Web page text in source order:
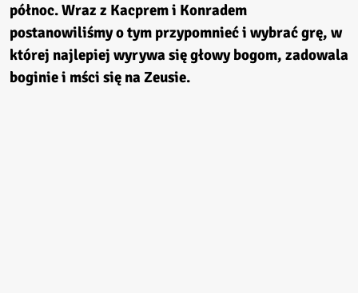
północ. Wraz z Kacprem i Konradem
postanowiliśmy o tym przypomnieć i wybrać grę, w
której najlepiej wyrywa się głowy bogom, zadowala
boginie i mści się na Zeusie.